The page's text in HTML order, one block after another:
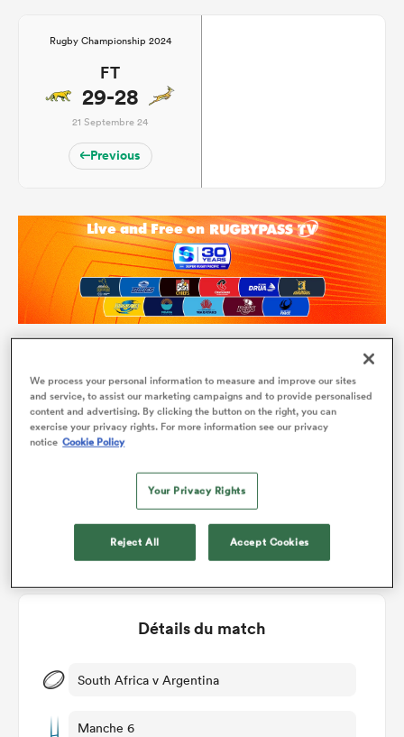
Rugby Championship 2024
FT
29-28
21 Septembre 24
Previous
Qui va gagner ?
Vote des membres de RugbyPass
96% 4%
Détails du match
South Africa v Argentina
Manche 6
We process your personal information to measure and improve our sites
and service, to assist our marketing campaigns and to provide personalised
content and advertising. By clicking the button on the right, you can
exercise your privacy rights. For more information see our privacy
notice Cookie Policy
Your Privacy Rights
Reject All Accept Cookies